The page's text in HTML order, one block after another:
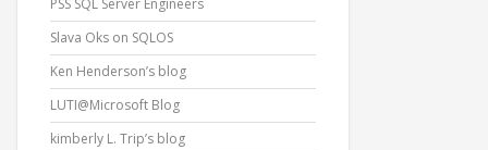
PSS SQL Server Engineers
Slava Oks on SQLOS
Ken Henderson’s blog
LUTI@Microsoft Blog
kimberly L. Trip’s blog